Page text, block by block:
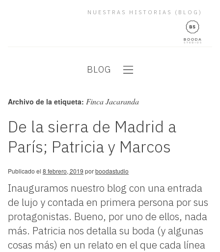
NUESTRAS HISTORIAS (BLOG)
BLOG
Archivo de la etiqueta: Finca Jacaranda
De la sierra de Madrid a
París; Patricia y Marcos
Publicado el 8 febrero, 2019 porboodastudio
Inauguramos nuestro blog con una entrada
de lujo y contada en primera persona por sus
protagonistas. Bueno, por uno de ellos, nada
más. Patricia nos detalla su boda (y algunas
cosas más) en un relato en el que cada línea